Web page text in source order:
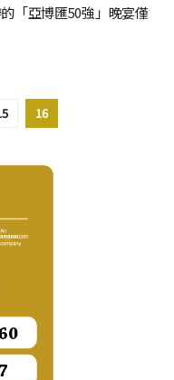
「亞博匯50強」晚宴僅
16